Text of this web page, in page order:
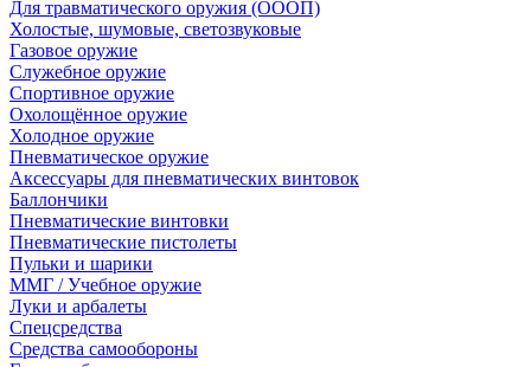
Для травматического оружия (ОООП)
Холостые, шумовые, светозвуковые
Газовое оружие
Служебное оружие
Спортивное оружие
Охолощённое оружие
Холодное оружие
Пневматическое оружие
Аксессуары для пневматических винтовок
Баллончики
Пневматические винтовки
Пневматические пистолеты
Пульки и шарики
ММГ / Учебное оружие
Луки и арбалеты
Спецсредства
Средства самообороны